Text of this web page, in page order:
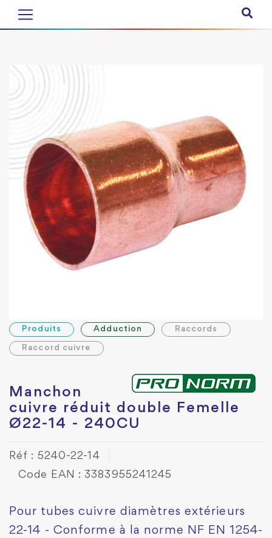
Produits Adduction Raccords
Raccord cuivre
Manchon
cuivre réduit double Femelle
Ø22-14 - 240CU
Réf : 5240-22-14
Code EAN : 3383955241245
Pour tubes cuivre diamètres extérieurs
22-14 - Conforme à la norme NF EN 1254-